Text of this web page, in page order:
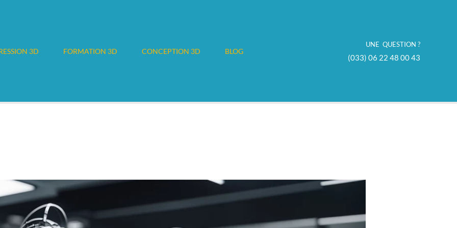
3D FORMATION 3D CONCEPTION 3D BLOG
UNE QUESTION ?
(033) 06 22 48 00 43